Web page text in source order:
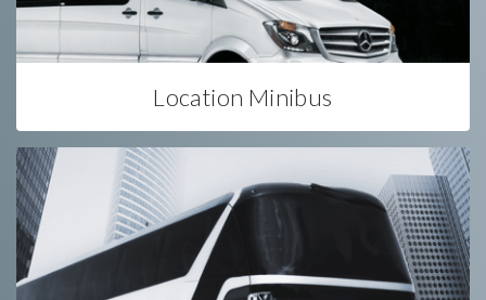
Location Minibus